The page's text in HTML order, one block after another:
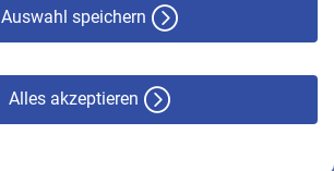
Auswahl speichern
Alles akzeptieren